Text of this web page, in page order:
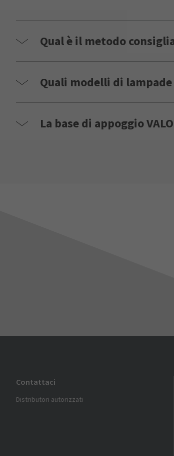
Qual è il metodo
Quali modelli di
La base di appoggio
Contattaci
Distributori autorizzati